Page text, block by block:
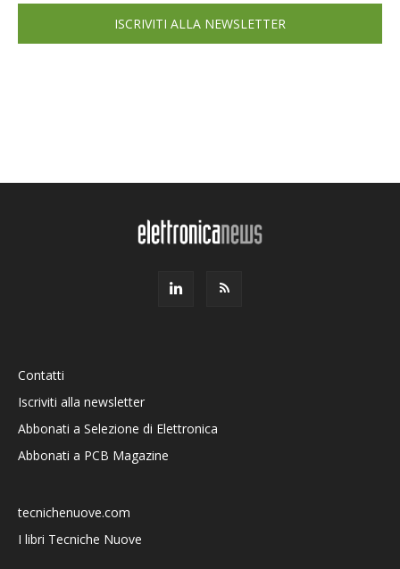
ISCRIVITI ALLA NEWSLETTER
Contatti
Iscriviti alla newsletter
Abbonati a Selezione di Elettronica
Abbonati a PCB Magazine
tecnichenuove.com
I libri Tecniche Nuove